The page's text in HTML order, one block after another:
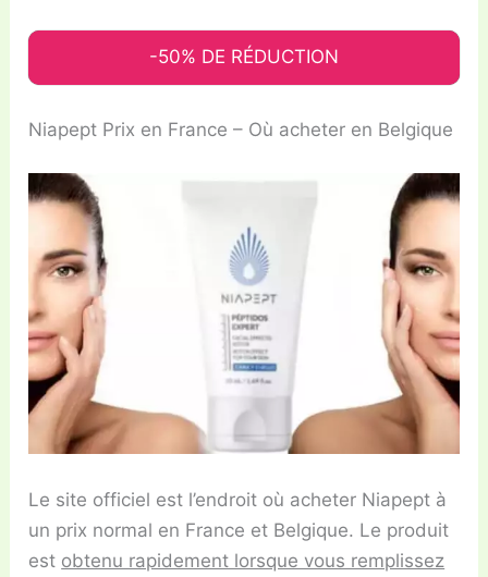
-50% DE RÉDUCTION
Niapept Prix en France – Où acheter en Belgique
Le site officiel est l’endroit où acheter Niapept à
un prix normal en France et Belgique. Le produit
est obtenu rapidement lorsque vous remplissez